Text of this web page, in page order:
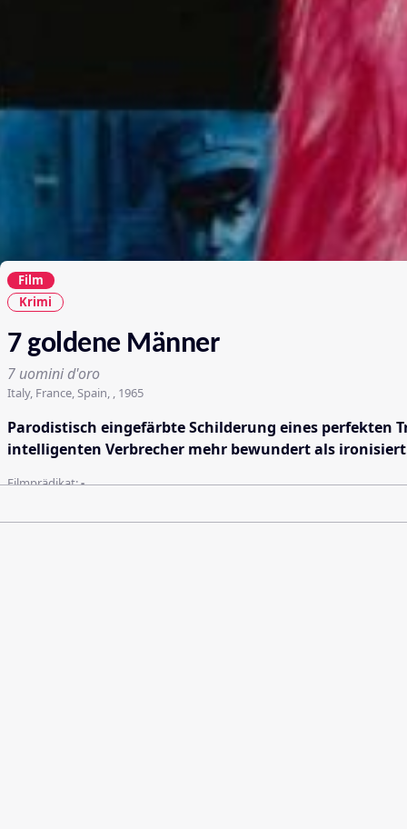
Film
Krimi
7 goldene Männer
7 uomini d'oro
Italy, France, Spain, , 1965
Parodistisch eingefärbte Schilderung eines perfekten
intelligenten Verbrecher mehr bewundert als
Filmprädikat:-